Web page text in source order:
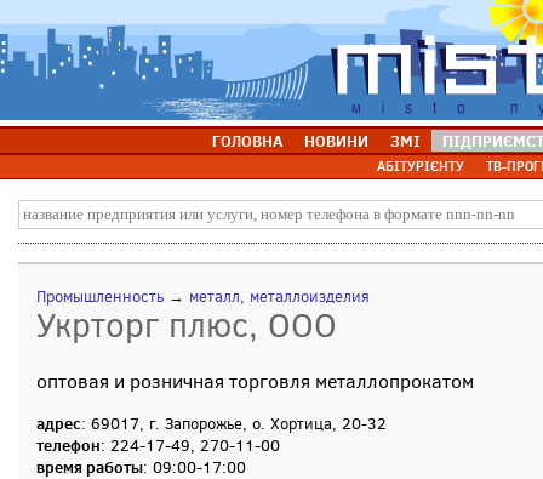
ГОЛОВНА НОВИНИ ЗМІ
АБІТУРІЄНТУ ТВ-
Промышленность → металл, металлоизделия
Укрторг плюс, ООО
оптовая и розничная торговля металлопрокатом
адрес: 69017, г. Запорожье, о. Хортица, 20-32
телефон: 224-17-49, 270-11-00
время работы: 09:00-17:00